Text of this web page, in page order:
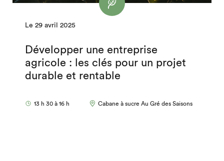
Le 29 avril 2025
Développer une entreprise
agricole : les clés pour un projet
durable et rentable
13 h 30 à 16 h Cabane à sucre Au Gré des Saisons